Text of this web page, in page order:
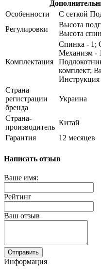
Особенности
С сеткой
Регулировки
Высота
Высота
Комплектация
Спинка - 1;
Механизм -
комплект;
Инструкция
Страна
регистрации
бренда
Украина
Страна-
производитель
Китай
Гарантия
12 месяцев
Написать отзыв
Ваше имя:
Рейтинг
Ваш отзыв
Отправить
Информация